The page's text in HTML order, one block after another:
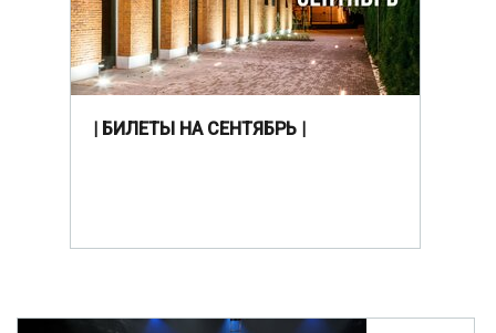
| БИЛЕТЫ НА СЕНТЯБРЬ |